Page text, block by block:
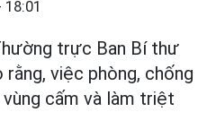
trực Ban Bí thư
việc phòng, chống
cấm và làm triệt